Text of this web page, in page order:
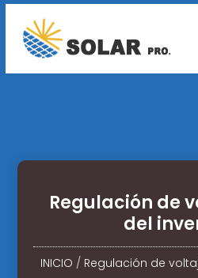
Regulación de
del
INICIO / Regulación de